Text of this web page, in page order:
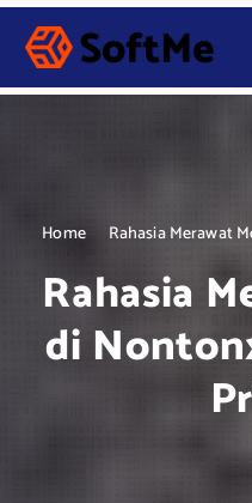
S
p
Home Rahasia Merawat
Rahasia
di